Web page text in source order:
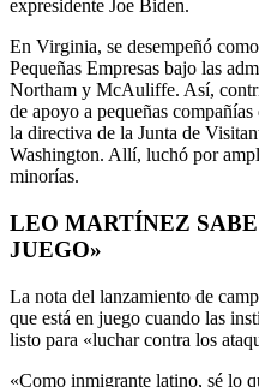
expresidente Joe Biden.
En Virginia, se desempeñó
Pequeñas Empresas bajo las
Northam y McAuliffe. Así,
de apoyo a pequeñas
la directiva de la Junta de
Washington. Allí, luchó por
minorías.
LEO MARTÍNEZ
JUEGO»
La nota del lanzamiento de
que está en juego cuando las
listo para «luchar contra los
«Como inmigrante latino, sé lo